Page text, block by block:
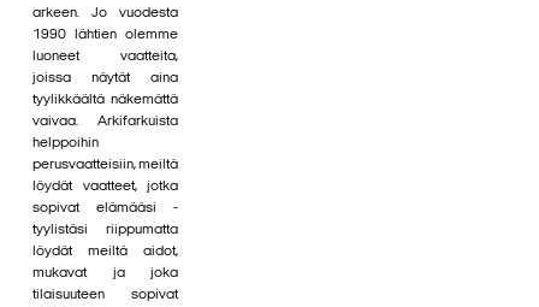
arkeen. Jo vuodesta
1990 lähtien olemme
luoneet vaatteita,
joissa näytät aina
tyylikkäältä näkemättä
vaivaa. Arkifarkuista
helppoihin
perusvaatteisiin, meiltä
löydät vaatteet, jotka
sopivat elämääsi -
tyylistäsi riippumatta
löydät meiltä aidot,
mukavat ja joka
tilaisuuteen sopivat